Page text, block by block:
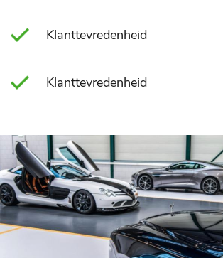
Klanttevredenheid
Klanttevredenheid